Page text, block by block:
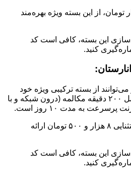
پرداخت تنها ۴۴ هزار تومان، از این بسته ویژه بهره‌مند
این بسته، کافی است کد
از بسته ترکیبی ویژه خود
بهره‌مند شوند. این بسته شامل ۲۰۰ دقیقه مکالمه (درون شبکه و با
قیمت: این بسته با قیمت استثنایی ۸ هزار و ۵۰۰ تومان ارائه
این بسته، کافی است کد